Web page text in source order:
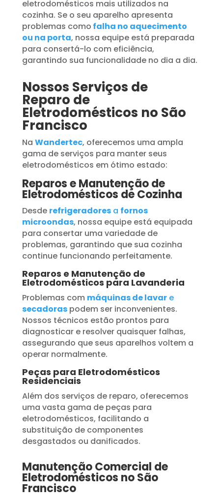
eletrodomésticos mais utilizados na
cozinha. Se o seu aparelho apresenta
problemas como falha no aquecimento
ou na porta, nossa equipe está preparada
para consertá-lo com eficiência,
garantindo sua funcionalidade no dia a dia.
Nossos Serviços de
Reparo de
Eletrodomésticos no São
Francisco
Na Wandertec, oferecemos uma ampla
gama de serviços para manter seus
eletrodomésticos em ótimo estado:
Reparos e Manutenção de
Eletrodomésticos de Cozinha
Desde refrigeradoresa fornos
microondas, nossa equipe está equipada
para consertar uma variedade de
problemas, garantindo que sua cozinha
continue funcionando perfeitamente.
Reparos e Manutenção de
Eletrodomésticos para Lavanderia
Problemas com máquinas de lavare
secadoraspodem ser inconvenientes.
Nossos técnicos estão prontos para
diagnosticar e resolver quaisquer falhas,
assegurando que seus aparelhos voltem a
operar normalmente.
Peças para Eletrodomésticos
Residenciais
Além dos serviços de reparo, oferecemos
uma vasta gama de peças para
eletrodomésticos, facilitando a
substituição de componentes
desgastados ou danificados.
Manutenção Comercial de
Eletrodomésticos no São
Francisco